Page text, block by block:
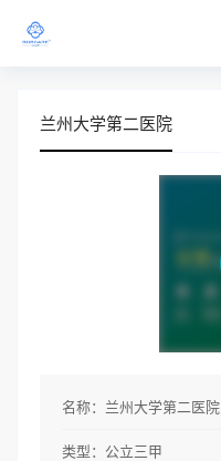
兰州大学第二医院
名称： 兰州大学第二医院
类型： 公立三甲